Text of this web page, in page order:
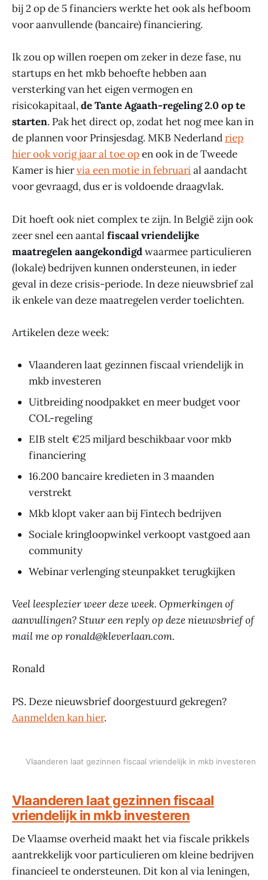
bij 2 op de 5 financiers werkte het ook als hefboom
voor aanvullende (bancaire) financiering.
Ik zou op willen roepen om zeker in deze fase, nu
startups en het mkb behoefte hebben aan
versterking van het eigen vermogen en
risicokapitaal,de Tante Agaath-regeling 2.0 op te
starten. Pak het direct op, zodat het nog mee kan in
de plannen voor Prinsjesdag. MKB Nederlandriep
hier ook vorig jaar al toe open ook in de Tweede
Kamer is hiervia een motie in februarial aandacht
voor gevraagd, dus er is voldoende draagvlak.
Dit hoeft ook niet complex te zijn. In België zijn ook
zeer snel een aantal fiscaal vriendelijke
maatregelen aangekondigdwaarmee particulieren
(lokale) bedrijven kunnen ondersteunen, in ieder
geval in deze crisis-periode. In deze nieuwsbrief zal
ik enkele van deze maatregelen verder toelichten.
Artikelen deze week:
Vlaanderen laat gezinnen fiscaal vriendelijk in
mkb investeren
Uitbreiding noodpakket en meer budget voor
COL-regeling
EIB stelt €25 miljard beschikbaar voor mkb
financiering
16.200 bancaire kredieten in 3 maanden
verstrekt
Mkb klopt vaker aan bij Fintech bedrijven
Sociale kringloopwinkel verkoopt vastgoed aan
community
Webinar verlenging steunpakket terugkijken
Veel leesplezier weer deze week. Opmerkingen of
aanvullingen? Stuur een reply op deze nieuwsbrief of
mail me op ronald@kleverlaan.com.
Ronald
PS. Deze nieuwsbrief doorgestuurd gekregen?
Aanmelden kan hier.
Vlaanderen laat gezinnen fiscaal vriendelijk in mkb investeren
Vlaanderen laat gezinnen fiscaal
vriendelijk in mkb investeren
De Vlaamse overheid maakt het via fiscale prikkels
aantrekkelijk voor particulieren om kleine bedrijven
financieel te ondersteunen. Dit kon al via leningen,